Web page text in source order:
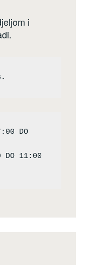
i
DO
DO 11:00